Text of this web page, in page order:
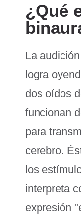
¿Qué
La
logra
dos oídos
funcionan
para
cerebro.
los
interpreta
expresión